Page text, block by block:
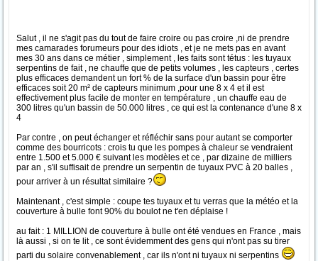
Salut , il ne s'agit pas du tout de faire croire ou pas croire ,ni de prendre
mes camarades forumeurs pour des idiots , et je ne mets pas en avant
mes 30 ans dans ce métier , simplement , les faits sont tétus : les tuyaux
serpentins de fait , ne chauffe que de petits volumes , les capteurs , certes
plus efficaces demandent un fort % de la surface d'un bassin pour être
efficaces soit 20 m² de capteurs minimum ,pour une 8 x 4 et il est
effectivement plus facile de monter en température , un chauffe eau de
300 litres qu'un bassin de 50.000 litres , ce qui est la contenance d'une 8 x
4
Par contre , on peut échanger et réfléchir sans pour autant se comporter
comme des bourricots : crois tu que les pompes à chaleur se vendraient
entre 1.500 et 5.000 € suivant les modèles et ce , par dizaine de milliers
par an , s'il suffisait de prendre un serpentin de tuyaux PVC à 20 balles ,
pour arriver à un résultat similaire ?
Maintenant , c'est simple : coupe tes tuyaux et tu verras que la météo et la
couverture à bulle font 90% du boulot ne t'en déplaise !
au fait : 1 MILLION de couverture à bulle ont été vendues en France , mais
là aussi , si on te lit , ce sont évidemment des gens qui n'ont pas su tirer
parti du solaire convenablement , car ils n'ont ni tuyaux ni serpentins